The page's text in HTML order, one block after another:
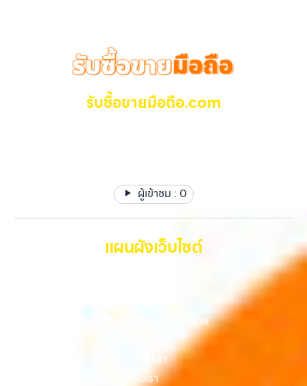
กรุงเทพถึงที่”, หรือ “รับซื้อ Samsung มือสอง ราคาสูง” — ที่นี่คือคำตอบ
เพราะบริการของเรามุ่งตรงให้คุณได้รับราคาและความสะดวกสบายที่เหนือ
อำนวยความสะดวก นัดรับถึงที่ ตรวจสภาพอย่างมืออาชีพ และจ่ายเงินทันที
วังหินไม่ว่าคุณจะต้องการ รับซื้อโทรศัพท์, รับซื้อแมคบุค, รับซื้อโน๊ตบุ๊ค, รับ
ซื้อแท็บเล็ต, หรือบริการอื่นๆ เกี่ยวกับสินค้าไอที กรุงเทพฯ – เราพร้อมให้
บริการครบวงจร บริการของเรา เราให้บริการแบบครบวงจรสำหรับลูกค้าที่
แจ้งวัฒนะ, บางแค, วัชรพล, รามอินทรา และเขตกรุงเทพฯ ใกล้ “ใกล้ ฉัน”
ที่สุด ในยุคที่สมาร์ทโฟน แท็บเล็ต และอุปกรณ์ไอทีใหม่ๆ เปลี่ยนรุ่นกันแทบ
เว็บไซต์ของเราจึงเกิดขึ้นเพื่อเป็นทางเลือกให้คุณสามารถเปลี่ยนอุปกรณ์ที่
ไม่ใช้แล้วให้กลายเป็นเงินสดได้ทันที ด้วยบริการ รับซื้อไอโฟน, รับซื้อไอแพด,
แค่เครื่องใช้ไฟฟ้า แต่เป็นทรัพย์สินที่มีมูลค่า คุณอาจต้องการเปลี่ยนรุ่น หรือ
ต้องการเงินด่วน เราจึงมอบบริการประเมินสภาพเครื่อง ฟรี ปราบปราม
Samsung ทุกรุ่น, iPad และแท็บเล็ตทุกแบรนด์ เรารับถึงแม้จะอยู่ในสภาพ
ใช้งานแล้ว ตกแต่งแล้ว หรือมีรอยบ้าง เพราะมูลค่าของเครื่องไม่ได้ขึ้นอยู่แค่
ยี่ห้อ แต่ขึ้นอยู่กับสภาพจริง ความครบชุด และความสะดวกในการขายของ
คุณ เราจึงตั้งใจให้บริการในเขต ลาดพร้าว, รัชดา, บางรัก, แจ้งวัฒนะ,
บางแค, วัชรพล, รามอินทรา, บางนา, บางพลี, เกษตรนวมินทร์, เสนานิคม,
วังหิน อย่างเต็มที่ ไม่ว่าคุณจะค้นหาคำว่า “รับซื้อมือถือใกล้ฉัน”, “รับซื้อ
โทรศัพท์มือสองกรุงเทพ”, “ขาย iPad ได้ราคา”, “รับซื้อแท็บเล็ต กรุงเทพ
ถึงที่”, หรือ “รับซื้อ Samsung มือสอง ราคาสูง” — ที่นี่คือคำตอบ เพราะ
บริการของเรามุ่งตรงให้คุณได้รับราคาและความสะดวกสบายที่เหนือกว่า
เลือกเราแล้วคุณจะได้บริการที่คุณไว้วางใจ พร้อมทีมงานที่พร้อมอำนวย
รับซื้อขายมือถือ.com
ผู้เข้าชม : 0
แผนผังเว็บไซต์
Gallery รวมรูปภาพ
เกี่ยวกับเรา
ติดต่อเรา